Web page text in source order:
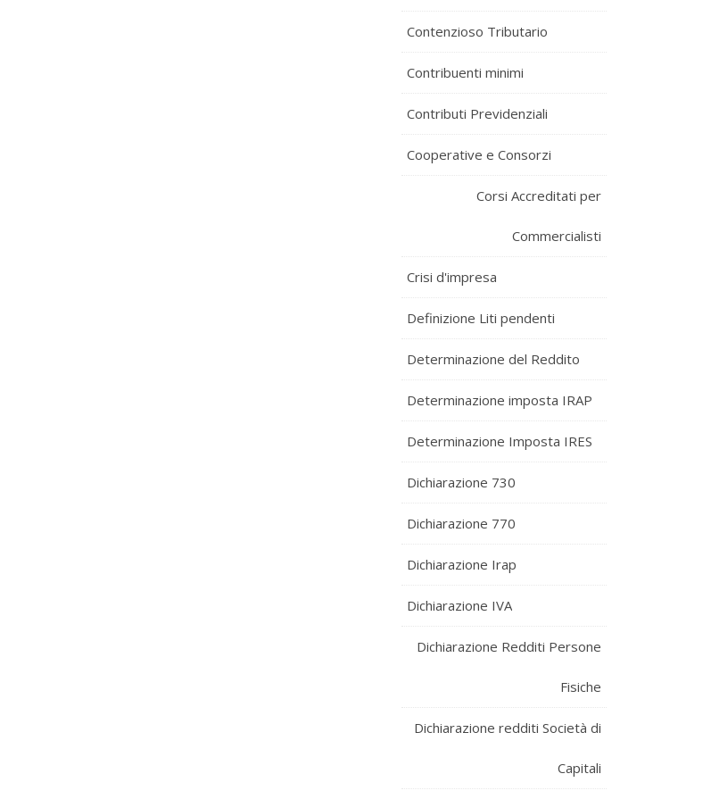
Contenzioso Tributario
Contribuenti minimi
Contributi Previdenziali
Cooperative e Consorzi
Corsi Accreditati per
Commercialisti
Crisi d'impresa
Definizione Liti pendenti
Determinazione del Reddito
Determinazione imposta IRAP
Determinazione Imposta IRES
Dichiarazione 730
Dichiarazione 770
Dichiarazione Irap
Dichiarazione IVA
Dichiarazione Redditi Persone
Fisiche
Dichiarazione redditi Società di
Capitali